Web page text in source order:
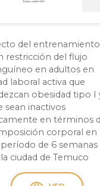
del entrenamiento
restricción del flujo
en adultos en
laboral activa que
obesidad tipo I
sean inactivos
en términos
corporal en
de 6 semanas
ciudad de Temuco